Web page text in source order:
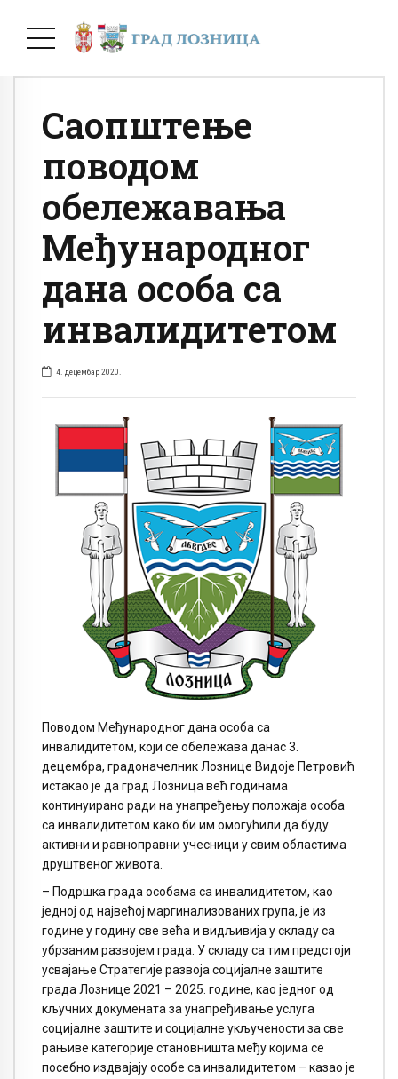
Саопштење
поводом
обележавања
Међународног
дана особа са
инвалидитетом
4. децембар 2020.
Поводом Међународног дана особа са
инвалидитетом, који се обележава данас 3.
децембра, градоначелник Лознице Видоје Петровић
истакао је да град Лозница већ годинама
континуирано ради на унапређењу положаја особа
са инвалидитетом како би им омогућили да буду
активни и равноправни учесници у свим областима
друштвеног живота.
– Подршка града особама са инвалидитетом, као
једној од највећој маргинализованих група, је из
године у годину све већа и видљивија у складу са
убрзаним развојем града. У складу са тим предстоји
усвајање Стратегије развоја социјалне заштите
града Лознице 2021 – 2025. године, као једног од
кључних докумената за унапређивање услуга
социјалне заштите и социјалне укључености за све
рањиве категорије становништа међу којима се
посебно издвајају особе са инвалидитетом – казао је